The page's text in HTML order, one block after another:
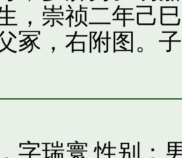
，崇祯二年己
冢，右附图。
字瑞寰 性别：